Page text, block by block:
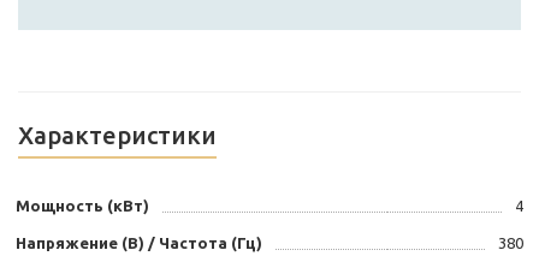
Характеристики
Мощность (кВт) 4
Напряжение (В) / Частота (Гц) 380